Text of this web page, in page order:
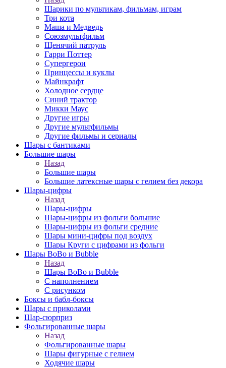
Шарики по мультикам, фильмам, играм
Три кота
Маша и Медведь
Союзмультфильм
Щенячий патруль
Гарри Поттер
Супергерои
Принцессы и куклы
Майнкрафт
Холодное сердце
Синий трактор
Микки Маус
Другие игры
Другие мультфильмы
Другие фильмы и сериалы
Шары с бантиками
Большие шары
Назад
Большие шары
Большие латексные шары с гелием без декора
Шары-цифры
Назад
Шары-цифры
Шары-цифры из фольги большие
Шары-цифры из фольги средние
Шары мини-цифры под воздух
Шары Круги с цифрами из фольги
Шары BoBo и Bubble
Назад
Шары BoBo и Bubble
С наполнением
С рисунком
Боксы и бабл-боксы
Шары с приколами
Шар-сюрприз
Фольгированные шары
Назад
Фольгированные шары
Шары фигурные с гелием
Ходячие шары